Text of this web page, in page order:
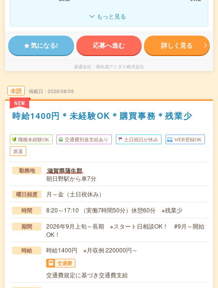
もっと見る
気になる! 応募へ進む 詳しく見る
派遣会社 旭化成アミダス株式会社
未読
NEW
掲載日 2026/08/05
時給1400円＊未経験OK＊購買事務＊残業少
職種未経験OK 交通費別途支給あり 土日祝日が休み WEB登録OK
派遣
勤務地 滋賀県蒲生郡
朝日野駅から車7分
曜日頻度 月～金（土日祝休み）
時間 8:20～17:10 （実働7時間50分）休憩60分 ※残業少
期間
2026年9月上旬～長期 ※スタート日相談OK！ #9月～開始
OK！
時給 時給1400円 ※月収例 220000円～
交通費
交通費規定に基づき交通費支給